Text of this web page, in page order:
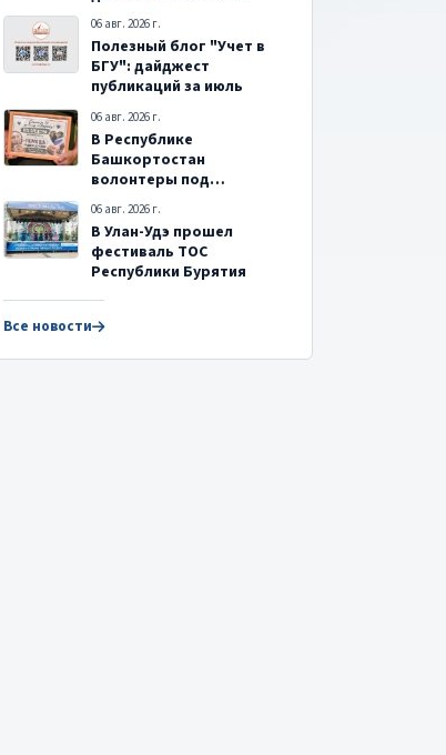
старост
06 авг. 2026 г.
Полезный блог "Учет в
БГУ": дайджест
публикаций за июль
06 авг. 2026 г.
В Республике
Башкортостан
волонтеры под
руководством сельского
старосты собрали 400
тыс. рублей на
благотворительном
концерте
06 авг. 2026 г.
В Улан-Удэ прошел
фестиваль ТОС
Республики Бурятия
Все новости